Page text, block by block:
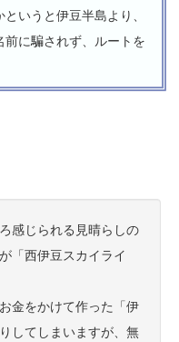
いうと伊豆半島より、
に騙されず、ルートを
感じられる見晴らしの
「西伊豆スカイライ
金をかけて作った「伊
してしまいますが、無